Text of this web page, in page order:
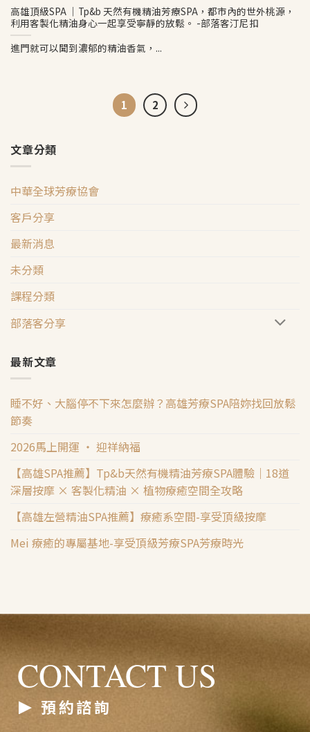
文章分類
中華全球芳療協會
客戶分享
最新消息
未分類
課程分類
部落客分享
最新文章
睡不好、大腦停不下來怎麼辦？高雄芳療SPA陪妳找回放鬆
節奏
2026馬上開運 ‧ 迎祥納福
【高雄SPA推薦】Tp&b天然有機精油芳療SPA體驗｜18道
深層按摩 × 客製化精油 × 植物療癒空間全攻略
【高雄左營精油SPA推薦】療癒系空間-享受頂級按摩
Mei 療癒的專屬基地-享受頂級芳療SPA芳療時光
高雄頂級SPA ｜Tp&b 天然有機精油芳療SPA，都市內的世外桃源，
利用客製化精油身心一起享受寧靜的放鬆。 -部落客汀尼扣
進門就可以聞到濃郁的精油香氣，...
1 2
CONTACT US
預約諮詢